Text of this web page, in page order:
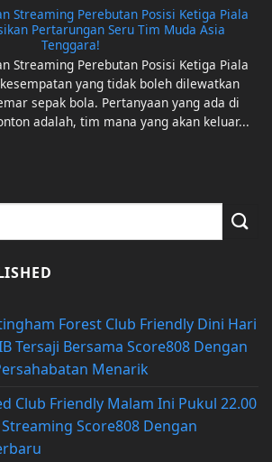
Streaming Perebutan Posisi Ketiga Piala
Pertarungan Seru Tim Muda Asia
Tenggara!
Streaming Perebutan Posisi Ketiga Piala
yang tidak boleh dilewatkan
sepak bola. Pertanyaan yang ada di
adalah, tim mana yang akan keluar...
Forest Club Friendly Dini Hari
Tersaji Bersama Score808 Dengan
Menarik
Club Friendly Malam Ini Pukul 22.00
Score808 Dengan